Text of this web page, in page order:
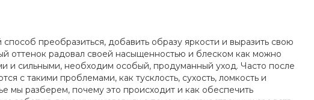
преобразиться, добавить образу яркости и выразить свою
оттенок радовал своей насыщенностью и блеском как можно
и сильными, необходим особый, продуманный уход. Часто после
с такими проблемами, как тусклость, сухость, ломкость и
мы разберем, почему это происходит и как обеспечить